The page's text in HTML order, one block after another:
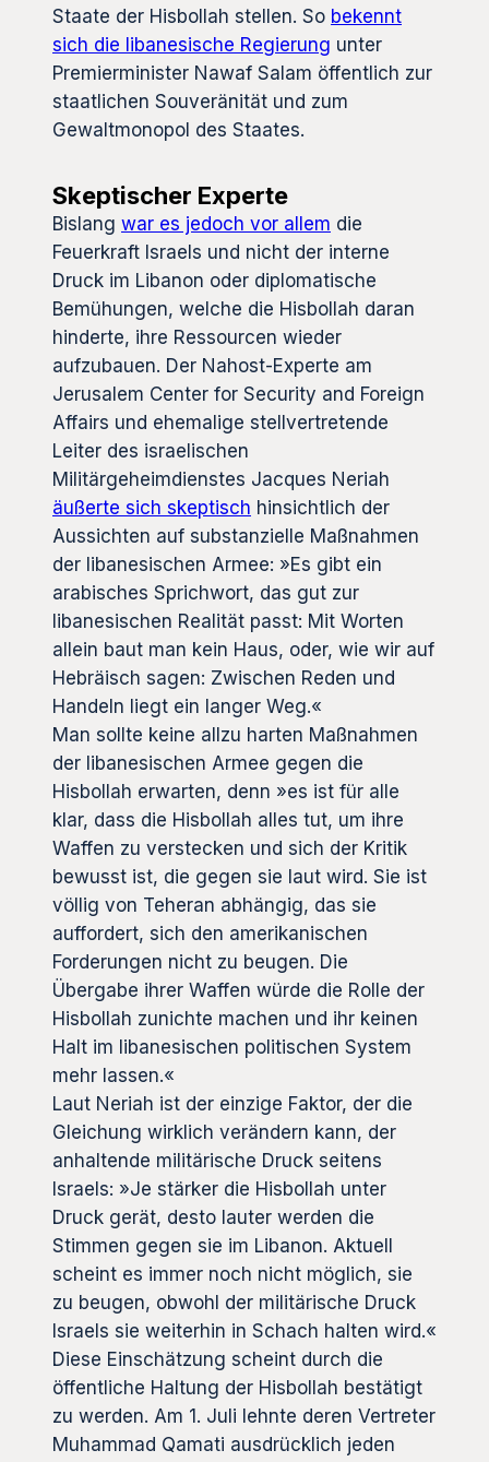
Staate der Hisbollah stellen. So bekennt
sich die libanesische Regierung unter
Premierminister Nawaf Salam öffentlich zur
staatlichen Souveränität und zum
Gewaltmonopol des Staates.
Skeptischer Experte
Bislang war es jedoch vor allem die
Feuerkraft Israels und nicht der interne
Druck im Libanon oder diplomatische
Bemühungen, welche die Hisbollah daran
hinderte, ihre Ressourcen wieder
aufzubauen. Der Nahost-Experte am
Jerusalem Center for Security and Foreign
Affairs und ehemalige stellvertretende
Leiter des israelischen
Militärgeheimdienstes Jacques Neriah
äußerte sich skeptisch hinsichtlich der
Aussichten auf substanzielle Maßnahmen
der libanesischen Armee: »Es gibt ein
arabisches Sprichwort, das gut zur
libanesischen Realität passt: Mit Worten
allein baut man kein Haus, oder, wie wir auf
Hebräisch sagen: Zwischen Reden und
Handeln liegt ein langer Weg.«
Man sollte keine allzu harten Maßnahmen
der libanesischen Armee gegen die
Hisbollah erwarten, denn »es ist für alle
klar, dass die Hisbollah alles tut, um ihre
Waffen zu verstecken und sich der Kritik
bewusst ist, die gegen sie laut wird. Sie ist
völlig von Teheran abhängig, das sie
auffordert, sich den amerikanischen
Forderungen nicht zu beugen. Die
Übergabe ihrer Waffen würde die Rolle der
Hisbollah zunichte machen und ihr keinen
Halt im libanesischen politischen System
mehr lassen.«
Laut Neriah ist der einzige Faktor, der die
Gleichung wirklich verändern kann, der
anhaltende militärische Druck seitens
Israels: »Je stärker die Hisbollah unter
Druck gerät, desto lauter werden die
Stimmen gegen sie im Libanon. Aktuell
scheint es immer noch nicht möglich, sie
zu beugen, obwohl der militärische Druck
Israels sie weiterhin in Schach halten wird.«
Diese Einschätzung scheint durch die
öffentliche Haltung der Hisbollah bestätigt
zu werden. Am 1. Juli lehnte deren Vertreter
Muhammad Qamati ausdrücklich jeden